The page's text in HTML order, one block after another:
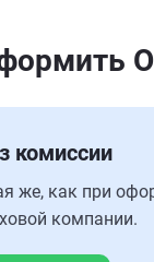
комиссии
же, как при
компании.